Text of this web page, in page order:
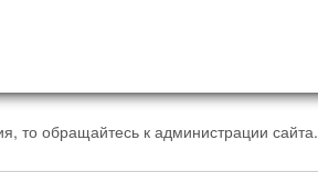
то обращайтесь к администрации сайта.